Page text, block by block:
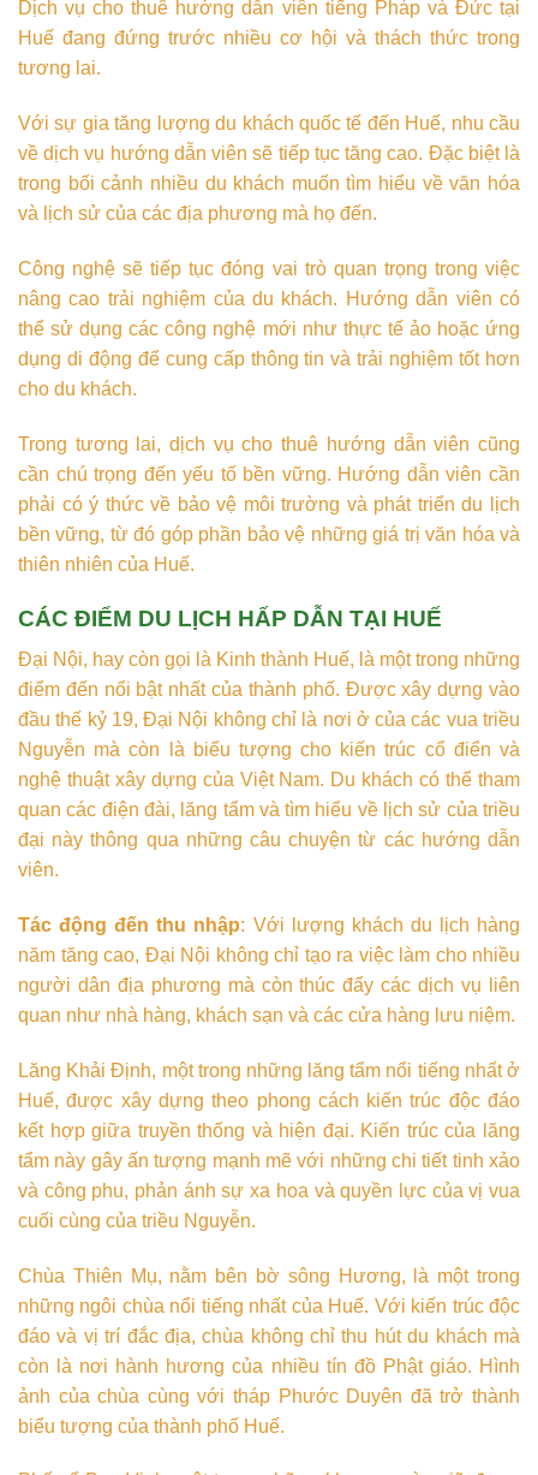
Dịch vụ cho thuê hướng dẫn viên tiếng Pháp và Đức tại
Huế đang đứng trước nhiều cơ hội và thách thức trong
tương lai.
Với sự gia tăng lượng du khách quốc tế đến Huế, nhu cầu
về dịch vụ hướng dẫn viên sẽ tiếp tục tăng cao. Đặc biệt là
trong bối cảnh nhiều du khách muốn tìm hiểu về văn hóa
và lịch sử của các địa phương mà họ đến.
Công nghệ sẽ tiếp tục đóng vai trò quan trọng trong việc
nâng cao trải nghiệm của du khách. Hướng dẫn viên có
thể sử dụng các công nghệ mới như thực tế ảo hoặc ứng
dụng di động để cung cấp thông tin và trải nghiệm tốt hơn
cho du khách.
Trong tương lai, dịch vụ cho thuê hướng dẫn viên cũng
cần chú trọng đến yếu tố bền vững. Hướng dẫn viên cần
phải có ý thức về bảo vệ môi trường và phát triển du lịch
bền vững, từ đó góp phần bảo vệ những giá trị văn hóa và
thiên nhiên của Huế.
CÁC ĐIỂM DU LỊCH HẤP DẪN TẠI HUẾ
Đại Nội, hay còn gọi là Kinh thành Huế, là một trong những
điểm đến nổi bật nhất của thành phố. Được xây dựng vào
đầu thế kỷ 19, Đại Nội không chỉ là nơi ở của các vua triều
Nguyễn mà còn là biểu tượng cho kiến trúc cổ điển và
nghệ thuật xây dựng của Việt Nam. Du khách có thể tham
quan các điện đài, lăng tẩm và tìm hiểu về lịch sử của triều
đại này thông qua những câu chuyện từ các hướng dẫn
viên.
Tác động đến thu nhập: Với lượng khách du lịch hàng
năm tăng cao, Đại Nội không chỉ tạo ra việc làm cho nhiều
người dân địa phương mà còn thúc đẩy các dịch vụ liên
quan như nhà hàng, khách sạn và các cửa hàng lưu niệm.
Lăng Khải Định, một trong những lăng tẩm nổi tiếng nhất ở
Huế, được xây dựng theo phong cách kiến trúc độc đáo
kết hợp giữa truyền thống và hiện đại. Kiến trúc của lăng
tẩm này gây ấn tượng mạnh mẽ với những chi tiết tinh xảo
và công phu, phản ánh sự xa hoa và quyền lực của vị vua
cuối cùng của triều Nguyễn.
Chùa Thiên Mụ, nằm bên bờ sông Hương, là một trong
những ngôi chùa nổi tiếng nhất của Huế. Với kiến trúc độc
đáo và vị trí đắc địa, chùa không chỉ thu hút du khách mà
còn là nơi hành hương của nhiều tín đồ Phật giáo. Hình
ảnh của chùa cùng với tháp Phước Duyên đã trở thành
biểu tượng của thành phố Huế.